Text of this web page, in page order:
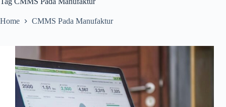
Home CMMS Pada Manufaktur